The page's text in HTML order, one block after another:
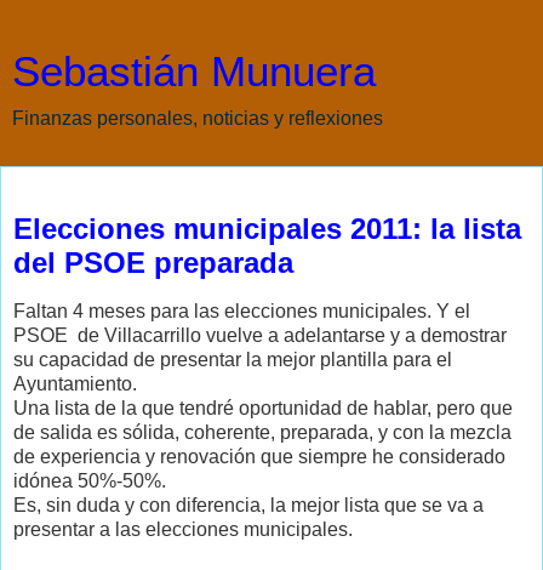
Sebastián Munuera
Finanzas personales, noticias y reflexiones
Elecciones municipales 2011: la lista
del PSOE preparada
Faltan 4 meses para las elecciones municipales. Y el
PSOE de Villacarrillo vuelve a adelantarse y a demostrar
su capacidad de presentar la mejor plantilla para el
Ayuntamiento.
Una lista de la que tendré oportunidad de hablar, pero que
de salida es sólida, coherente, preparada, y con la mezcla
de experiencia y renovación que siempre he considerado
idónea 50%-50%.
Es, sin duda y con diferencia, la mejor lista que se va a
presentar a las elecciones municipales.